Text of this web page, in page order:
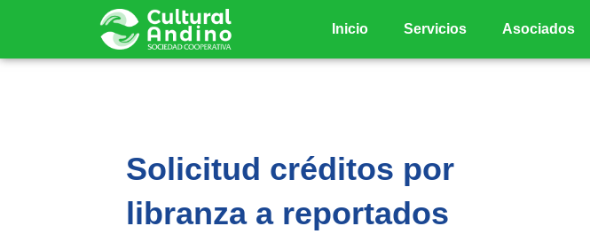
contenido
Inicio Servicios Asociados
Solicitud créditos por
libranza a reportados